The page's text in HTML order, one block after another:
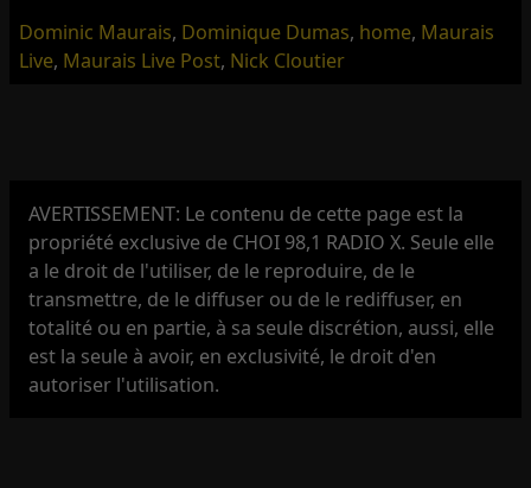
Dominic Maurais, Dominique Dumas, home, Maurais
Live, Maurais Live Post, Nick Cloutier
AVERTISSEMENT: Le contenu de cette page est la
propriété exclusive de CHOI 98,1 RADIO X. Seule elle
a le droit de l'utiliser, de le reproduire, de le
transmettre, de le diffuser ou de le rediffuser, en
totalité ou en partie, à sa seule discrétion, aussi, elle
est la seule à avoir, en exclusivité, le droit d'en
autoriser l'utilisation.